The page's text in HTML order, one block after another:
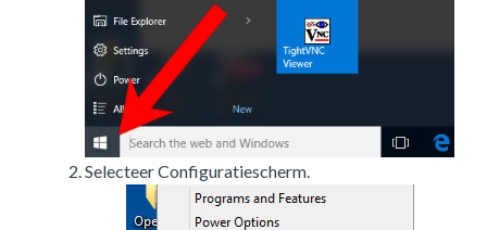
Selecteer Configuratiescherm.